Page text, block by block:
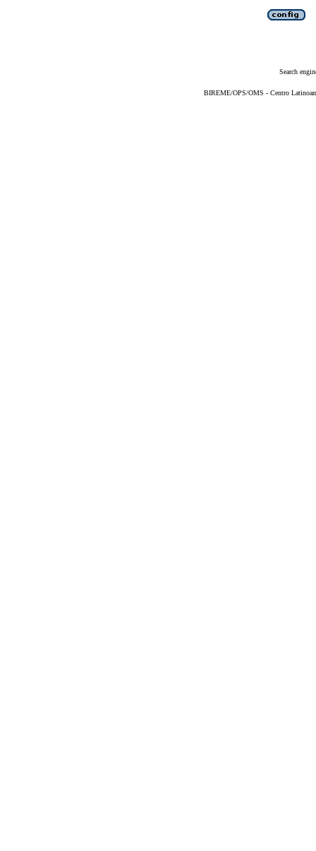
Search
BIREME/OPS/OMS - Centro